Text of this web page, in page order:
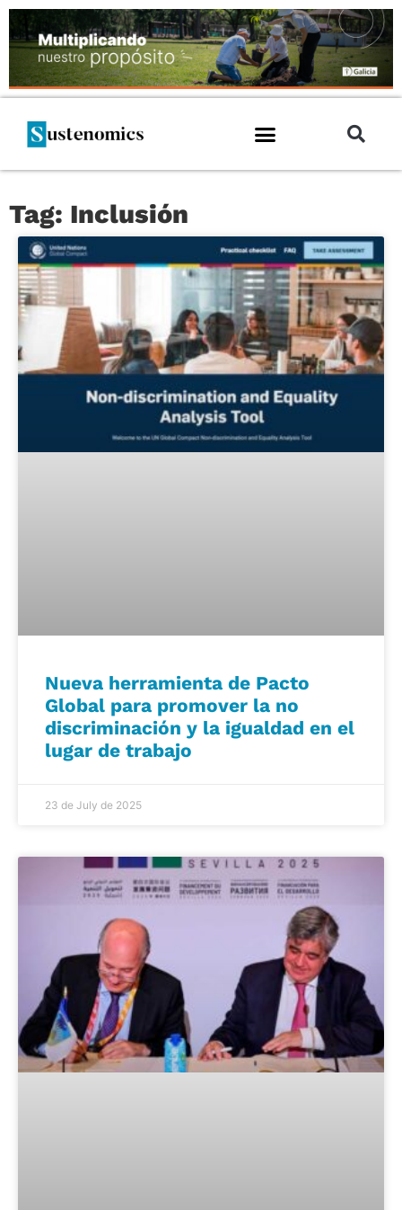
Tag: Inclusión
Nueva herramienta de Pacto
Global para promover la no
discriminación y la igualdad en el
lugar de trabajo
23 de July de 2025